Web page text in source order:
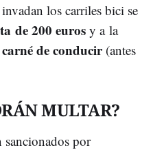
los carriles bici se
de 200 euros y a la
de conducir(antes
MULTAR?
sancionados por